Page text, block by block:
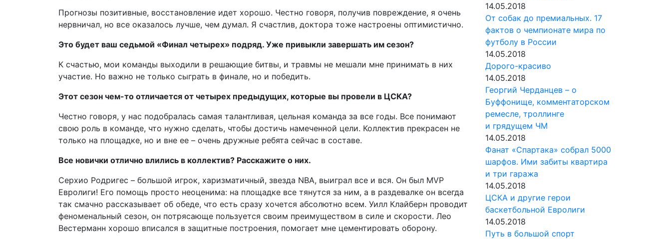
Прогнозы позитивные, восстановление идет хорошо. Честно говоря, получив повреждение, я очень
нервничал, но все оказалось лучше, чем думал. Я счастлив, доктора тоже настроены оптимистично.
Это будет ваш седьмой «Финал четырех» подряд. Уже привыкли завершать им сезон?
К счастью, мои команды выходили в решающие битвы, и травмы не мешали мне принимать в них
участие. Но важно не только сыграть в финале, но и победить.
Этот сезон чем-то отличается от четырех предыдущих, которые вы провели в ЦСКА?
Честно говоря, у нас подобралась самая талантливая, цельная команда за все годы. Все понимают
свою роль в команде, что нужно сделать, чтобы достичь намеченной цели. Коллектив прекрасен не
только на площадке, но и вне ее – очень дружные ребята сейчас в составе.
Все новички отлично влились в коллектив? Расскажите о них.
Серхио Родригес – большой игрок, харизматичный, звезда NBA, выиграл все и вся. Он был MVP
Евролиги! Его помощь просто неоценима: на площадке все тянутся за ним, а в раздевалке он всегда
так смачно рассказывает об обеде, что есть сразу хочется абсолютно всем. Уилл Клайберн проводит
феноменальный сезон, он потрясающе пользуется своим преимуществом в силе и скорости. Лео
Вестерманн хорошо вписался в защитные построения, помогает мне цементировать оборону.
14.05.2018
От собак до премиальных. 17
фактов о чемпионате мира по
футболу в России
14.05.2018
Дорого-красиво
14.05.2018
Георгий Черданцев – о
Буффонище, комментаторском
ремесле, троллинге
и грядущем ЧМ
14.05.2018
Фанат «Спартака» собрал 5000
шарфов. Ими забиты квартира
и три гаража
14.05.2018
ЦСКА и другие герои
баскетбольной Евролиги
14.05.2018
Путь в большой спорт